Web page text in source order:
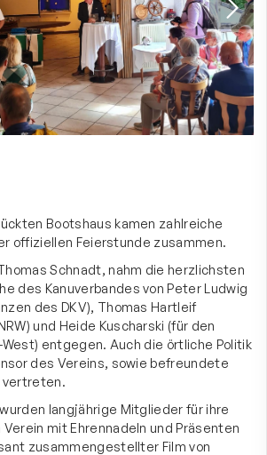
Bootshaus kamen zahlreiche
offiziellen Feierstunde zusammen.
Schnadt, nahm die herzlichsten
des Kanuverbandes von Peter Ludwig
des DKV), Thomas Hartleif
und Heide Kuscharski (für den
West) entgegen. Auch die örtliche Politik
des Vereins, sowie befreundete
vertreten.
langjährige Mitglieder für ihre
mit Ehrennadeln und Präsenten
zusammengestellter Film von